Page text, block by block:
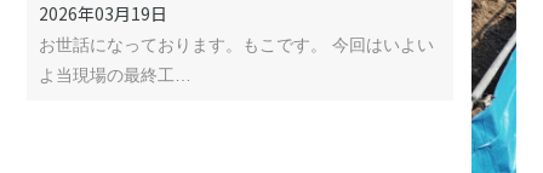
2026年03月19日
お世話になっております。もこです。 今回はいよい
よ当現場の最終工…